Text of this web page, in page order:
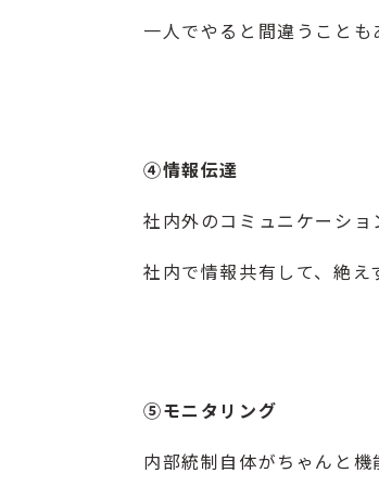
一人でやると間違うことも
④情報伝達
社内外のコミュニケーショ
社内で情報共有して、絶え
⑤モニタリング
内部統制自体がちゃんと機